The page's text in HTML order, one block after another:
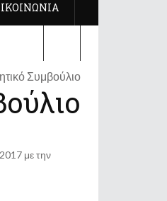
Συμβούλιο
με την